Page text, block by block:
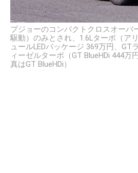
プジョーのコンパクトクロスオーバ
駆動）のみとされ、1.6Lターボ（ア
ュールLEDパッケージ 369万円、GT
ィーゼルターボ（GT BlueHDi 444万
真はGT BlueHDi）